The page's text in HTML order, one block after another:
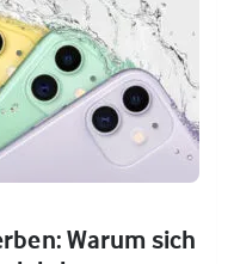
Warum sich